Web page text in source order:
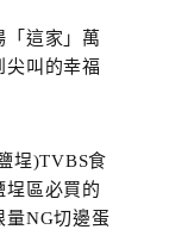
「這家」萬
尖叫的幸福
埕)TVBS食
埕區必買的
量NG切邊蛋